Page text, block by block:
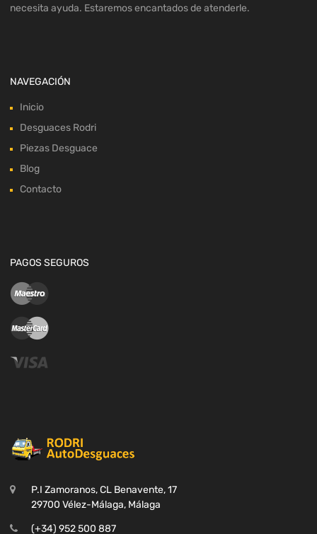
necesita ayuda. Estaremos encantados de atenderle.
NAVEGACIÓN
Inicio
Desguaces Rodri
Piezas Desguace
Blog
Contacto
PAGOS SEGUROS
P.I Zamoranos, CL Benavente, 17
29700 Vélez-Málaga, Málaga
(+34) 952 500 887